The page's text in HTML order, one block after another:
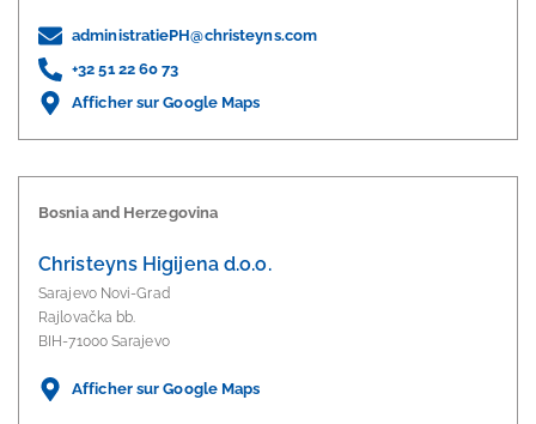
administratiePH@christeyns.com
+32 51 22 60 73
Afficher sur Google Maps
Bosnia and Herzegovina
Christeyns Higijena d.o.o.
Sarajevo Novi-Grad
Rajlovačka bb.
BIH-71000 Sarajevo
Afficher sur Google Maps